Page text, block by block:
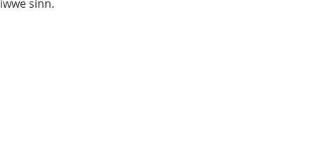
sinn.